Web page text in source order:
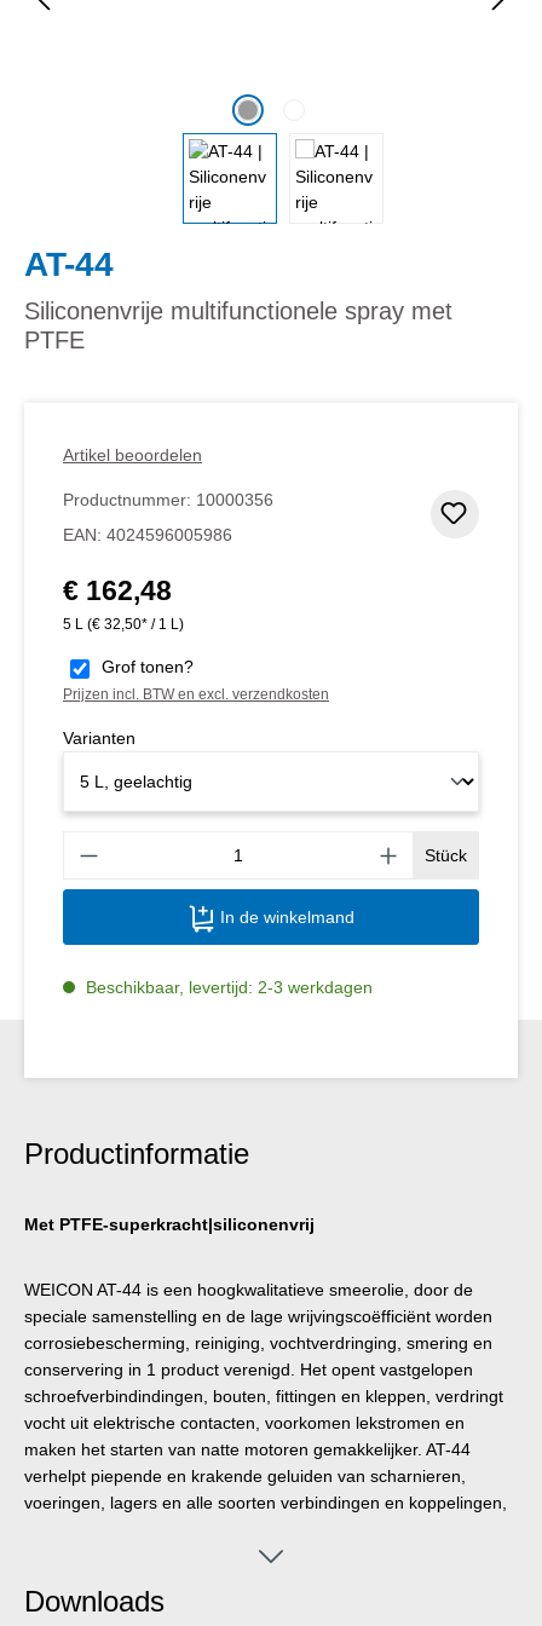
AT-44
Siliconenvrije multifunctionele spray met
PTFE
Artikel beoordelen
Productnummer: 10000356
EAN: 4024596005986
Normale prijs:
€ 162,48
5 L (€ 32,50* / 1 L)
Grof tonen?
Prijzen incl. BTW en excl. verzendkosten
Varianten
Stück
In de winkelmand
Beschikbaar, levertijd: 2-3 werkdagen
Productinformatie
Met PTFE-superkracht|siliconenvrij
WEICON AT-44 is een hoogkwalitatieve smeerolie, door de
speciale samenstelling en de lage wrijvingscoëfficiënt worden
corrosiebescherming, reiniging, vochtverdringing, smering en
conservering in 1 product verenigd. Het opent vastgelopen
schroefverbindindingen, bouten, fittingen en kleppen, verdringt
vocht uit elektrische contacten, voorkomen lekstromen en
maken het starten van natte motoren gemakkelijker. AT-44
verhelpt piepende en krakende geluiden van scharnieren,
voeringen, lagers en alle soorten verbindingen en koppelingen,
achter die niet smeer of plakt en stof afstoot, beschermt en
mechanische precisie materieel en houdt deze operationeel. Het
Downloads